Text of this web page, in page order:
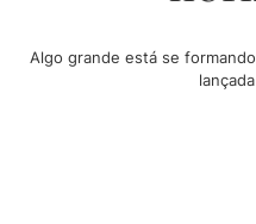
Algo grande está se